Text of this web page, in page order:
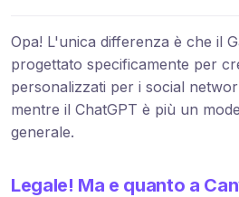
Opa! L'unica differenza è che il
progettato specificamente per
personalizzati per i social
mentre il ChatGPT è più un
generale.
Legale! Ma e quanto a